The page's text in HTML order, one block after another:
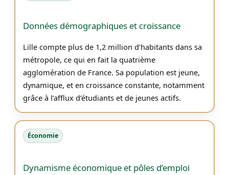
Données démographiques et croissance
Lille compte plus de 1,2 million d’habitants dans sa
métropole, ce qui en fait la quatrième
agglomération de France. Sa population est jeune,
dynamique, et en croissance constante, notamment
grâce à l’afflux d’étudiants et de jeunes actifs.
Économie
Dynamisme économique et pôles d’emploi